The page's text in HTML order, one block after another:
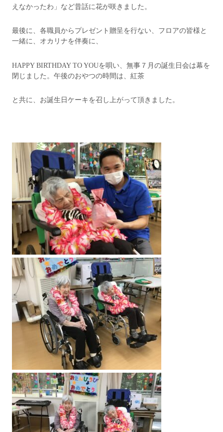
えなかったわ」など昔話に花が咲きました。
最後に、各職員からプレゼント贈呈を行ない、フロアの皆様と
一緒に、オカリナを伴奏に、
HAPPY BIRTHDAY TO YOUを唄い、無事７月の誕生日会は幕を
閉じました。午後のおやつの時間は、紅茶
と共に、お誕生日ケーキを召し上がって頂きました。